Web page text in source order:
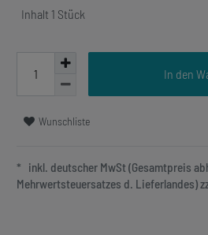
Inhalt 1 Stück
In den
Wunschliste
* inkl. deutscher MwSt (Gesamtpreis
Mehrwertsteuersatzes d. Lieferlandes)